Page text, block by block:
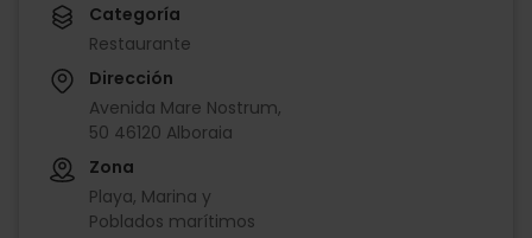
Categoría
Restaurante
Dirección
Avenida Mare Nostrum,
50 46120 Alboraia
Zona
Playa, Marina y
Poblados marítimos